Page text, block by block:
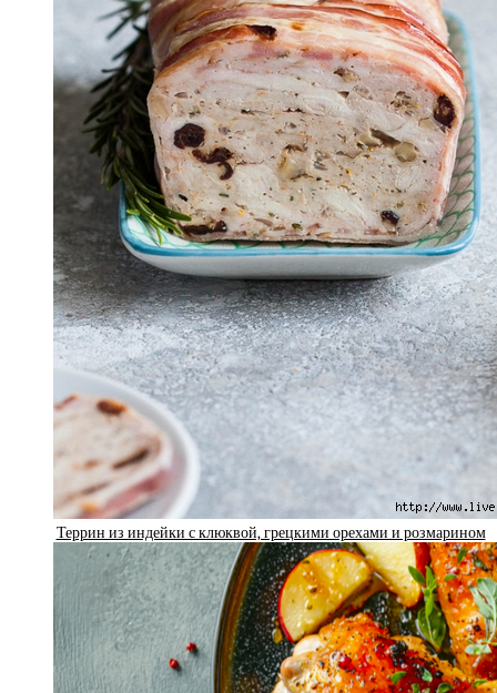
Террин из индейки с клюквой, грецкими орехами и розмарином